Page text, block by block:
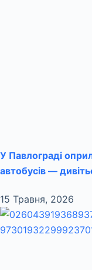
У Павлограді
автобусів —
15 Травня, 2026